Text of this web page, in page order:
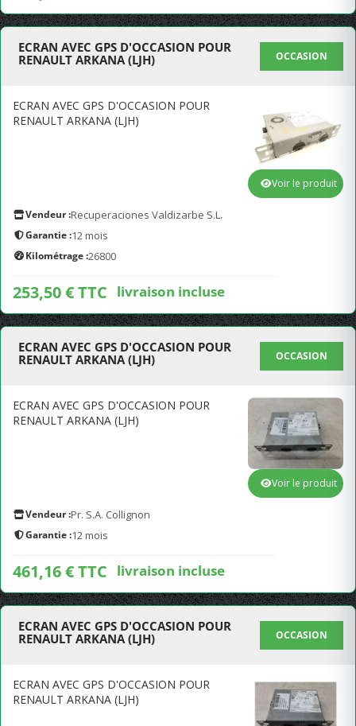
ECRAN AVEC GPS D'OCCASION POUR
RENAULT ARKANA (LJH)
OCCASION
ECRAN AVEC GPS D'OCCASION POUR
RENAULT ARKANA (LJH)
Vendeur :Recuperaciones Valdizarbe S.L.
Garantie :12 mois
Kilométrage :26800
253,50 € TTC livraison incluse
Voir le produit
ECRAN AVEC GPS D'OCCASION POUR
RENAULT ARKANA (LJH)
OCCASION
ECRAN AVEC GPS D'OCCASION POUR
RENAULT ARKANA (LJH)
Vendeur :Pr. S.A. Collignon
Garantie :12 mois
461,16 € TTC livraison incluse
Voir le produit
ECRAN AVEC GPS D'OCCASION POUR
RENAULT ARKANA (LJH)
OCCASION
ECRAN AVEC GPS D'OCCASION POUR
RENAULT ARKANA (LJH)